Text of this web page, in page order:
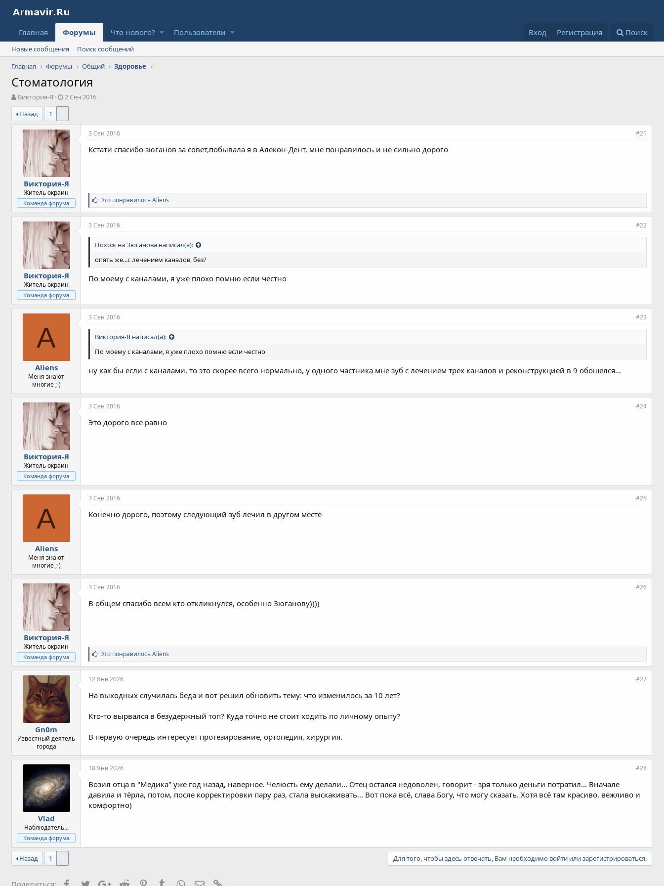
Главная Форумы Что нового? Пользователи Вход Регистрация Поиск
Новые сообщения
Поиск сообщений
Главная
Форумы Общий Здоровье
Стоматология
А
в
т
о
Виктория-Я
Д
а
а
н
а
а
л
а
2 Сен 2016
Назад
1
Виктория-Я
Житель окраин
Команда форума
3 Сен 2016 #21
Кстати спасибо зюганов за совет,побывала я в Алекон-Дент, мне понравилось и не сильно дорого
С
и
м
п
т
и
:
Это понравилосьAliens
Виктория-Я
Житель окраин
Команда форума
3 Сен 2016 #22
Похож на Зюганова написал(а):
опять же...с лечением каналов, без?
По моему с каналами, я уже плохо помню если честно
A
Aliens
Меня знают
многие ;-)
3 Сен 2016 #23
Виктория-Я написал(а):
По моему с каналами, я уже плохо помню если честно
ну как бы если с каналами, то это скорее всего нормально, у одного частника мне зуб с лечением трех каналов и реконструкцией в 9 обошелся...
Виктория-Я
Житель окраин
Команда форума
3 Сен 2016 #24
Это дорого все равно
A
Aliens
Меня знают
многие ;-)
3 Сен 2016 #25
Конечно дорого, поэтому следующий зуб лечил в другом месте
Виктория-Я
Житель окраин
Команда форума
3 Сен 2016 #26
В общем спасибо всем кто откликнулся, особенно Зюганову))))
С
и
м
п
т
и
:
Это понравилосьAliens
Gn0m
Известный деятель
города
12 Янв 2026 #27
На выходных случилась беда и вот решил обновить тему: что изменилось за 10 лет?
Кто-то вырвался в безудержный топ? Куда точно не стоит ходить по личному опыту?
В первую очередь интересует протезирование, ортопедия, хирургия.
Vlad
Наблюдатель...
Команда форума
18 Янв 2026 #28
Возил отца в "Медика" уже год назад, наверное. Челюсть ему делали... Отец остался недоволен, говорит - зря только деньги потратил... Вначале
давила и тёрла, потом, после корректировки пару раз, стала выскакивать... Вот пока всё, слава Богу, что могу сказать. Хотя всё там красиво, вежливо и
комфортно)
Назад 1 Для того, чтобы здесь отвечать, Вам необходимо войти или зарегистрироваться.
Поделиться: Facebook
TwitterGoogle+
Reddit PinterestTumblrWhatsAppЭлектронная почта